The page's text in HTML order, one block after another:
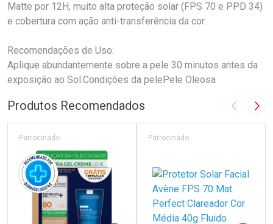
Matte por 12H, muito alta proteção solar (FPS 70 e PPD 34)
e cobertura com ação anti-transferência da cor.
Recomendações de Uso:
Aplique abundantemente sobre a pele 30 minutos antes da
exposição ao Sol.Condições da pelePele Oleosa
Produtos Recomendados Imagem
Patrocinado Patrocinado